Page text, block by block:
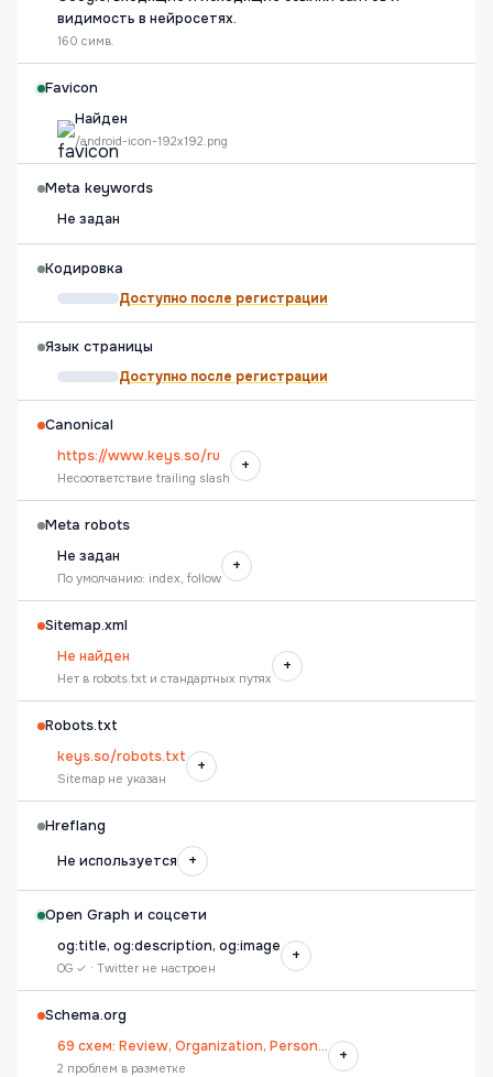
видимость в нейросетях.
160 симв.
Favicon
Найден
/android-icon-192x192.png
Meta keywords
Не задан
Кодировка
Доступно после регистрации
Язык страницы
Доступно после регистрации
Canonical
https://www.keys.so/ru
Несоответствие trailing slash
+
Meta robots
Не задан
По умолчанию: index, follow
+
Sitemap.xml
Не найден
Нет в robots.txt и стандартных путях
+
Robots.txt
keys.so/robots.txt
Sitemap не указан
+
Hreflang
Не используется
+
Open Graph и соцсети
og:title, og:description, og:image
OG ✓ · Twitter не настроен
+
Schema.org
69 схем: Review, Organization, Person…
2 проблем в разметке
+